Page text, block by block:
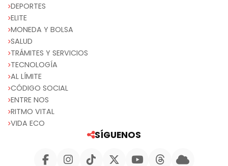
DEPORTES
ELITE
MONEDA Y BOLSA
SALUD
TRÁMITES Y SERVICIOS
TECNOLOGÍA
AL LÍMITE
CÓDIGO SOCIAL
ENTRE NOS
RITMO VITAL
VIDA ECO
SÍGUENOS